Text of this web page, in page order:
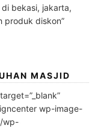
bekasi, jakarta,
produk diskon”
MASJID
wp-image-
wp-